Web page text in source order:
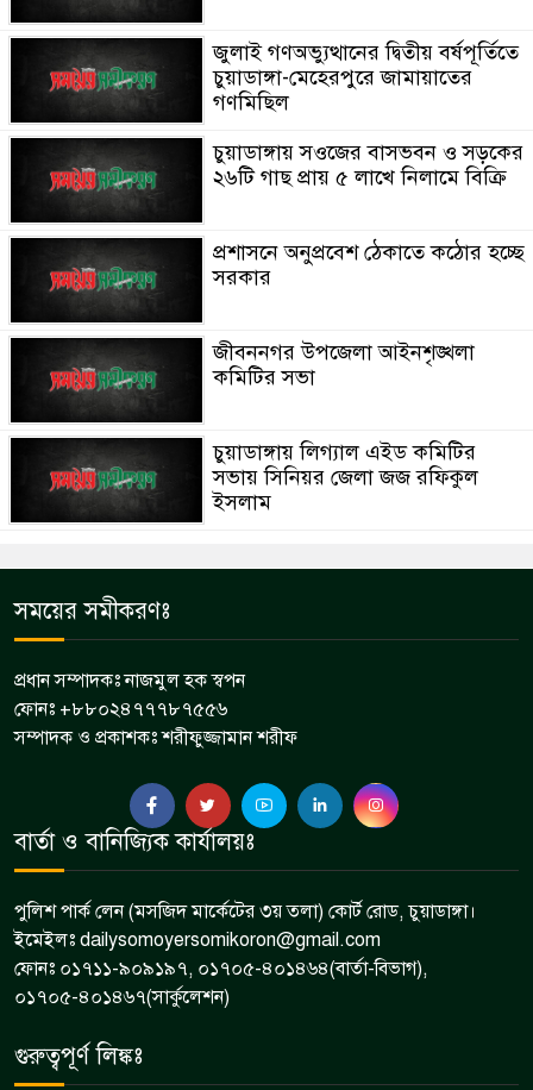
জুলাই গণঅভ্যুত্থানের দ্বিতীয় বর্ষপূর্তিতে
চুয়াডাঙ্গা-মেহেরপুরে জামায়াতের
গণমিছিল
চুয়াডাঙ্গায় সওজের বাসভবন ও সড়কের
২৬টি গাছ প্রায় ৫ লাখে নিলামে বিক্রি
প্রশাসনে অনুপ্রবেশ ঠেকাতে কঠোর হচ্ছে
সরকার
জীবননগর উপজেলা আইনশৃঙ্খলা
কমিটির সভা
চুয়াডাঙ্গায় লিগ্যাল এইড কমিটির
সভায় সিনিয়র জেলা জজ রফিকুল
ইসলাম
সময়ের সমীকরণঃ
প্রধান সম্পাদকঃ নাজমুল হক স্বপন
ফোনঃ +৮৮০২৪৭৭৭৮৭৫৫৬
সম্পাদক ও প্রকাশকঃ শরীফুজ্জামান শরীফ
বার্তা ও বানিজ্যিক কার্যালয়ঃ
পুলিশ পার্ক লেন (মসজিদ মার্কেটের ৩য় তলা) কোর্ট রোড, চুয়াডাঙ্গা।
ইমেইলঃ dailysomoyersomikoron@gmail.com
ফোনঃ ০১৭১১-৯০৯১৯৭, ০১৭০৫-৪০১৪৬৪(বার্তা-বিভাগ),
০১৭০৫-৪০১৪৬৭(সার্কুলেশন)
গুরুত্বপূর্ণ লিঙ্কঃ